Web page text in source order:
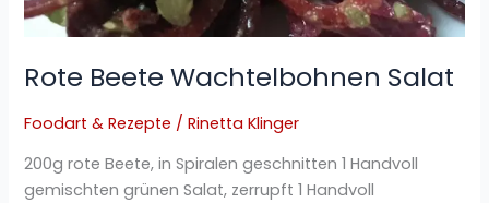
Rote Beete Wachtelbohnen Salat
Foodart & Rezepte /Rinetta Klinger
200g rote Beete, in Spiralen geschnitten 1 Handvoll
gemischten grünen Salat, zerrupft 1 Handvoll